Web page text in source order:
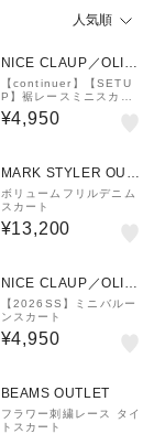
人気順
NICE CLAUP／OLIV
E des OLIVE
【continuer】【SETU
P】裾レースミニスカー
ト
¥4,950
MARK STYLER OUT
LET
ボリュームフリルデニム
スカート
¥13,200
NICE CLAUP／OLIV
E des OLIVE
【2026SS】ミニバルー
ンスカート
¥4,950
BEAMS OUTLET
フラワー刺繍レース タイ
トスカート